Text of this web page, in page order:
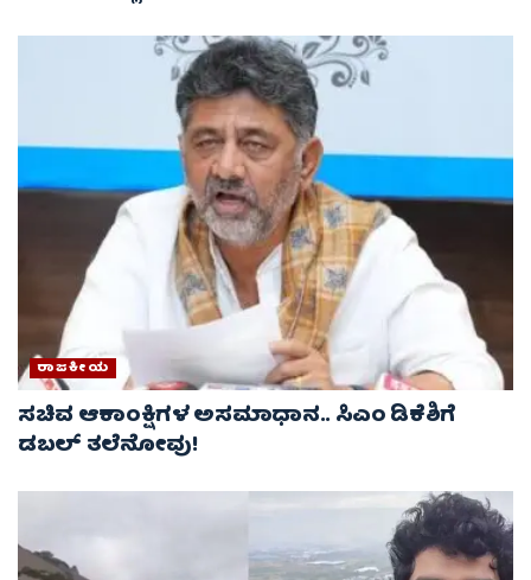
ರಾಜಕೀಯ
ಸಚಿವ ಆಕಾಂಕ್ಷಿಗಳ ಅಸಮಾಧಾನ.. ಸಿಎಂ ಡಿಕೆಶಿಗೆ
ಡಬಲ್ ತಲೆನೋವು!